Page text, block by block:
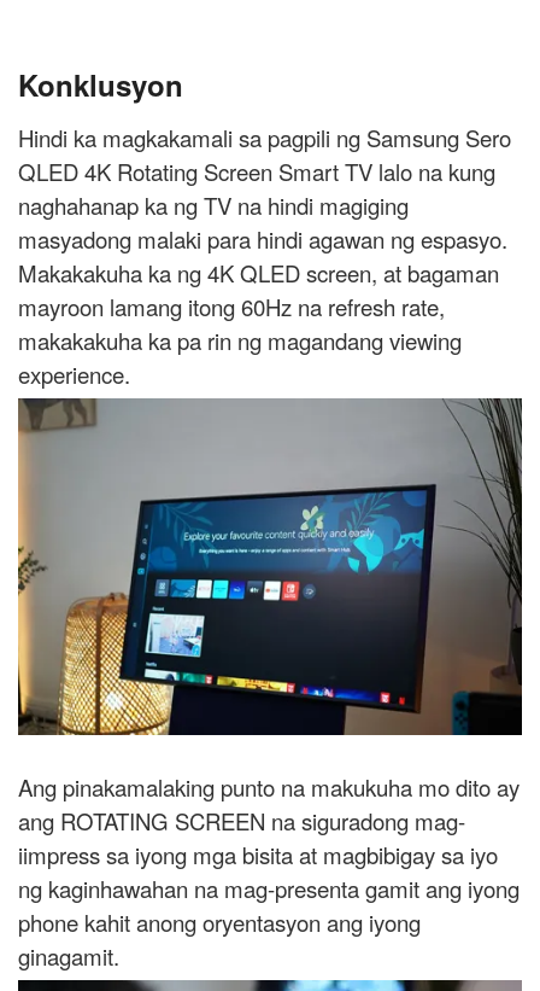
Konklusyon
Hindi ka magkakamali sa pagpili ng Samsung Sero
QLED 4K Rotating Screen Smart TV lalo na kung
naghahanap ka ng TV na hindi magiging
masyadong malaki para hindi agawan ng espasyo.
Makakakuha ka ng 4K QLED screen, at bagaman
mayroon lamang itong 60Hz na refresh rate,
makakakuha ka pa rin ng magandang viewing
experience.
Ang pinakamalaking punto na makukuha mo dito ay
ang ROTATING SCREEN na siguradong mag-
iimpress sa iyong mga bisita at magbibigay sa iyo
ng kaginhawahan na mag-presenta gamit ang iyong
phone kahit anong oryentasyon ang iyong
ginagamit.